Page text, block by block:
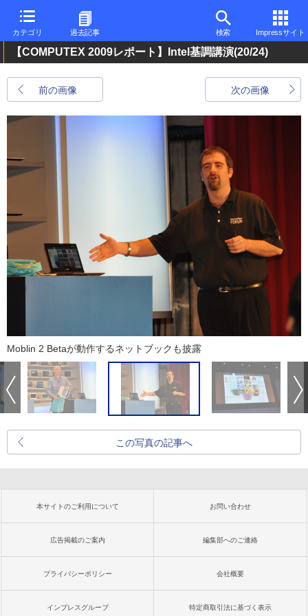
カテゴリ 過去記事 検索 Impressサイト
【COMPUTEX 2009レポート】Intel基調講演(20/24)
前の画像 次の画像
Moblin 2 Betaが動作するネットブックも披露
この写真の記事へ
本サイトのご利用について お問い合わせ
広告掲載のご案内 編集部へのご連絡
プライバシーポリシー 会社概要
インプレスグループ 特定商取引法に基づく表示